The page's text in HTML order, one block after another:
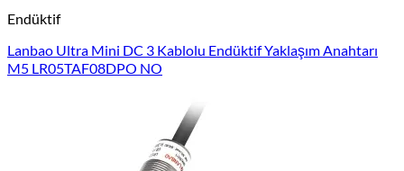
Endüktif
Lanbao Ultra Mini DC 3 Kablolu Endüktif Yaklaşım Anahtarı
M5 LR05TAF08DPO NO